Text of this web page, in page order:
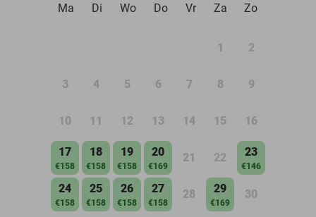
Ma
Di Wo Do Vr Za Zo
1 2
3 4 5 6 7 8 9
10 11 12 13 14 15 16
17
€158
18
€158
19
€158
20
€169
21 22 23
€146
24
€158
25
€158
26
€158
27
€158
28 29
€169
30